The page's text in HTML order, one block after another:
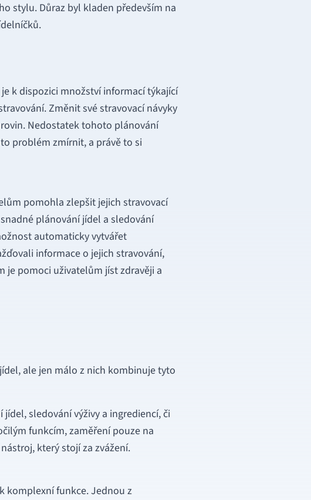
stylu. Důraz byl kladen především na
k dispozici množství informací týkající
Změnit své stravovací návyky
Nedostatek tohoto plánování
problém zmírnit, a právě to si
pomohla zlepšit jejich stravovací
plánování jídel a sledování
automaticky vytvářet
informace o jejich stravování,
je pomoci uživatelům jíst zdravěji a
ale jen málo z nich kombinuje tyto
sledování výživy a ingrediencí, či
funkcím, zaměření pouze na
který stojí za zvážení.
komplexní funkce. Jednou z